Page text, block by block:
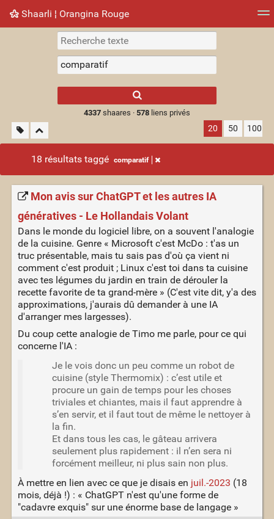
Shaarli ¦ Orangina Rouge
Nuage de tags Mur d'images
results.
4337shaares · 578liens privés
20 50 100
18 résultats taggé comparatif
Mon avis sur ChatGPT et les autres IA
génératives - Le Hollandais Volant
Dans le monde du logiciel libre, on a souvent l'analogie
de la cuisine. Genre « Microsoft c'est McDo : t'as un
truc présentable, mais tu sais pas d'où ça vient ni
comment c'est produit ; Linux c'est toi dans ta cuisine
avec tes légumes du jardin en train de dérouler la
recette favorite de ta grand-mère » (C'est vite dit, y'a des
approximations, j'aurais dû demander à une IA
d'arranger mes largesses).
Du coup cette analogie de Timo me parle, pour ce qui
concerne l'IA :
Je le vois donc un peu comme un robot de
cuisine (style Thermomix) : c’est utile et
procure un gain de temps pour les choses
triviales et chiantes, mais il faut apprendre à
s’en servir, et il faut tout de même le nettoyer à
la fin.
Et dans tous les cas, le gâteau arrivera
seulement plus rapidement : il n’en sera ni
forcément meilleur, ni plus sain non plus.
À mettre en lien avec ce que je disais en juil.-2023 (18
mois, déjà !) : « ChatGPT n'est qu'une forme de
"cadavre exquis" sur une énorme base de langage »